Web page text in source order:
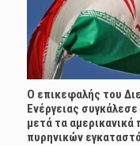
Ο επικεφαλής του
Ενέργειας
μετά τα αμερικανικά
πυρηνικών